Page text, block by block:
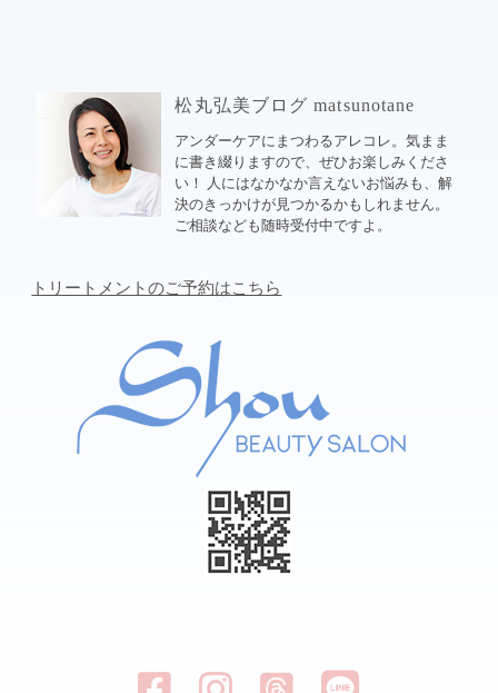
松丸弘美ブログ matsunotane
アンダーケアにまつわるアレコレ。気まま
に書き綴りますので、ぜひお楽しみくださ
い！ 人にはなかなか言えないお悩みも、解
決のきっかけが見つかるかもしれません。
ご相談なども随時受付中ですよ。
トリートメントのご予約はこちら